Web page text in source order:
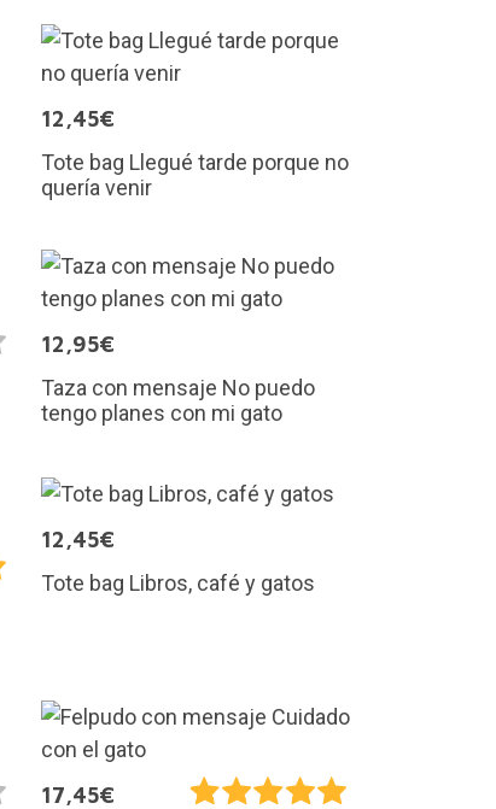
12,45€
Tote bag Llegué tarde porque no
quería venir
12,95€
Taza con mensaje No puedo
tengo planes con mi gato
12,45€
Tote bag Libros, café y gatos
17,45€